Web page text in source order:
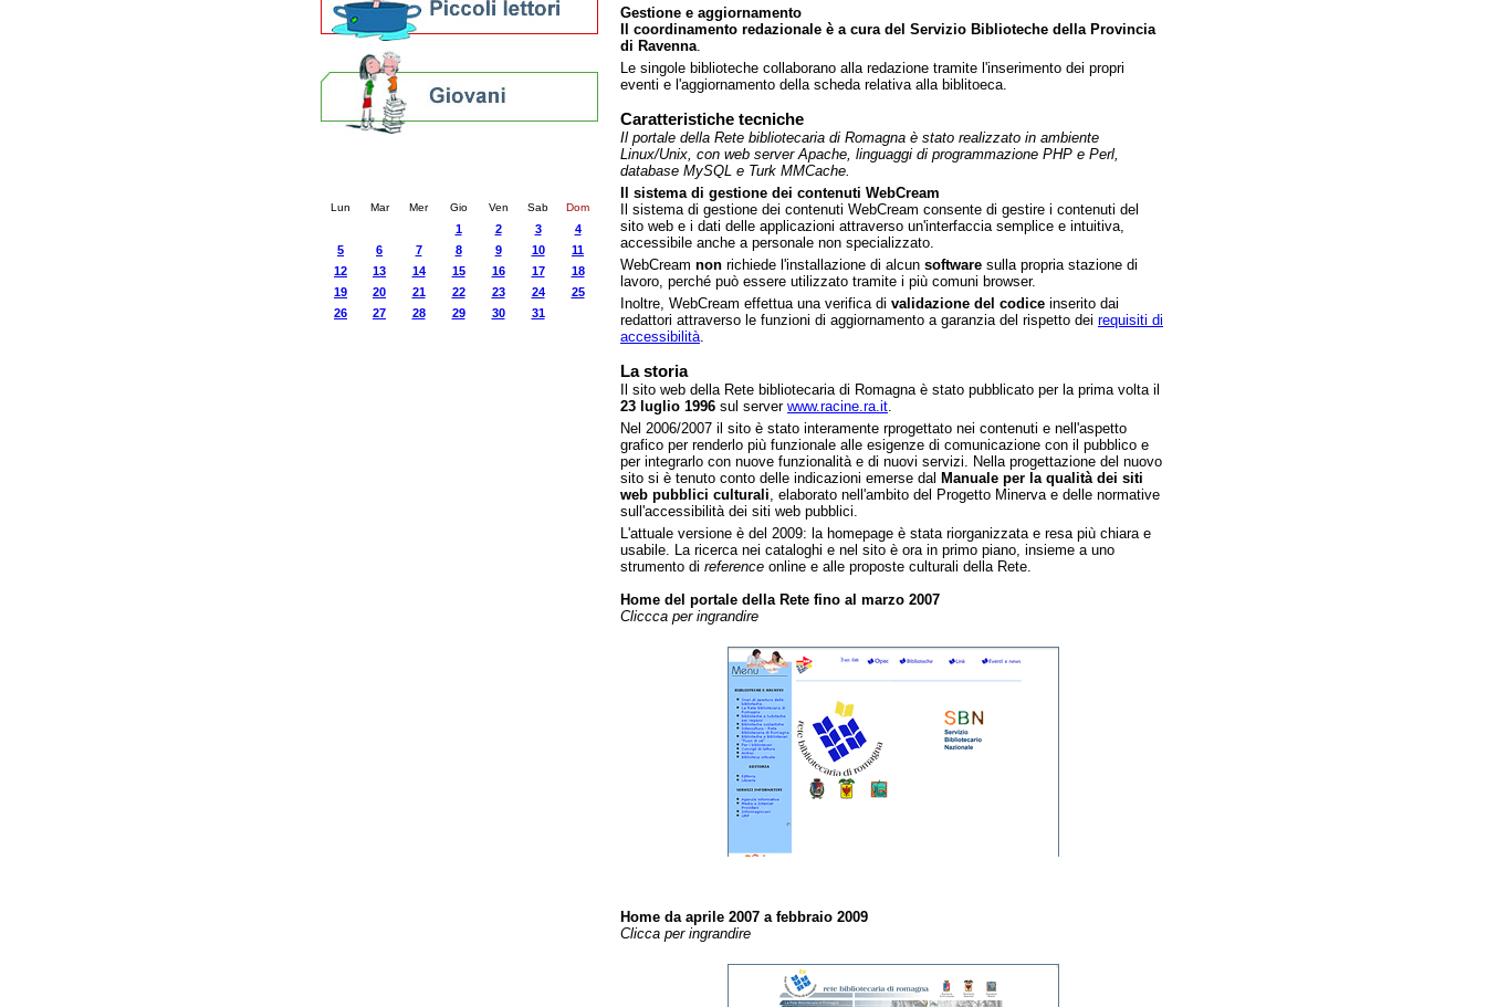
Gestione e aggiornamento
Il coordinamento redazionale è a cura del Servizio Biblioteche della Provincia
di Ravenna.
Le singole biblioteche collaborano alla redazione tramite l'inserimento dei propri
eventi e l'aggiornamento della scheda relativa alla biblitoeca.
Caratteristiche tecniche
Il portale della Rete bibliotecaria di Romagna è stato realizzato in ambiente
Linux/Unix, con web server Apache, linguaggi di programmazione PHP e Perl,
database MySQL e Turk MMCache.
Il sistema di gestione dei contenuti WebCream
Il sistema di gestione dei contenuti WebCream consente di gestire i contenuti del
sito web e i dati delle applicazioni attraverso un'interfaccia semplice e intuitiva,
accessibile anche a personale non specializzato.
WebCream non richiede l'installazione di alcun software sulla propria stazione di
lavoro, perché può essere utilizzato tramite i più comuni browser.
Inoltre, WebCream effettua una verifica di validazione del codice inserito dai
redattori attraverso le funzioni di aggiornamento a garanzia del rispetto dei requisiti di
accessibilità.
La storia
Il sito web della Rete bibliotecaria di Romagna è stato pubblicato per la prima volta il
23 luglio 1996 sul server www.racine.ra.it.
Nel 2006/2007 il sito è stato interamente rprogettato nei contenuti e nell'aspetto
grafico per renderlo più funzionale alle esigenze di comunicazione con il pubblico e
per integrarlo con nuove funzionalità e di nuovi servizi. Nella progettazione del nuovo
sito si è tenuto conto delle indicazioni emerse dal Manuale per la qualità dei siti
web pubblici culturali, elaborato nell'ambito del Progetto Minerva e delle normative
sull'accessibilità dei siti web pubblici.
L'attuale versione è del 2009: la homepage è stata riorganizzata e resa più chiara e
usabile. La ricerca nei cataloghi e nel sito è ora in primo piano, insieme a uno
strumento di reference online e alle proposte culturali della Rete.
Home del portale della Rete fino al marzo 2007
Cliccca per ingrandire
Home da aprile 2007 a febbraio 2009
Clicca per ingrandire
Lun Mar Mer Gio Ven Sab Dom
1 2 3
4
5
6 7 8 9 10
11
12
13 14 15 16 17
18
19
20 21 22 23 24
25
26
27 28 29 30 31